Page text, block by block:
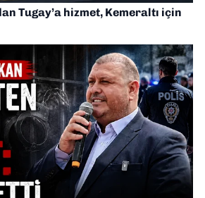
Tugay’a hizmet, Kemeraltı için